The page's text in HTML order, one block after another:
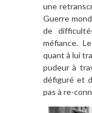
une
Guerre
de
méfiance.
quant à lui
pudeur à
défiguré et
pas à re-